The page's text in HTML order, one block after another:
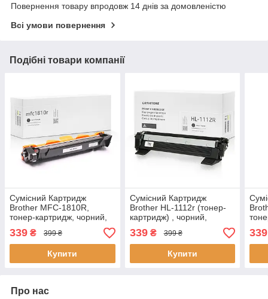
Повернення товару впродовж 14 днів за домовленістю
Всі умови повернення
Подібні товари компанії
Сумісний Картридж
Brother MFC-1810R,
тонер-картридж, чорний,
ресурс (1000 стор.)
аналог від Gravitone
339 ₴ 399 ₴
Купити
Сумісний Картридж
Brother HL-1112r (тонер-
картридж) , чорний,
ресурс (1.000 стор.)
аналог від Gravitone
339₴ 399 ₴
Купити
339
Про нас